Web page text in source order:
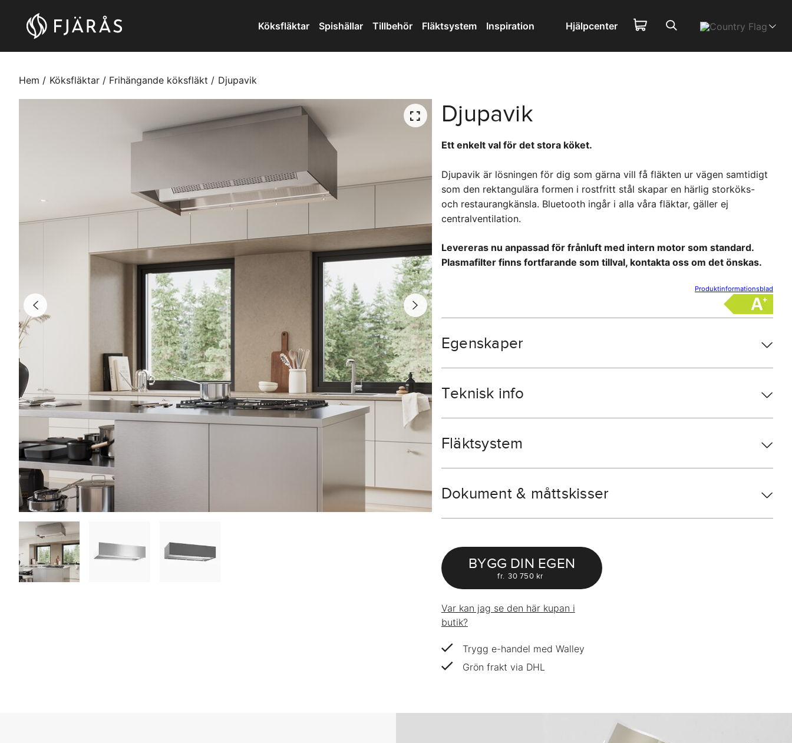
Köksfläktar Spishällar Tillbehör Fläktsystem Inspiration Hjälpcenter
Hem Köksfläktar Frihängande köksfläkt Djupavik
1/3
Djupavik
Ett enkelt val för det stora köket.
Djupavik är lösningen för dig som gärna vill få fläkten ur vägen samtidigt
som den rektangulära formen i rostfritt stål skapar en härlig storköks-
och restaurangkänsla. Bluetooth ingår i alla våra fläktar, gäller ej
centralventilation.
Levereras nu anpassad för frånluft med intern motor som standard.
Plasmafilter finns fortfarande som tillval, kontakta oss om det önskas.
Produktinformationsblad
Egenskaper
Teknisk info
Fläktsystem
Dokument & måttskisser
BYGG DIN EGEN
fr. 30 750 kr
Var kan jag se den här kupan i
butik?
Trygg e-handel med Walley
Grön frakt via DHL